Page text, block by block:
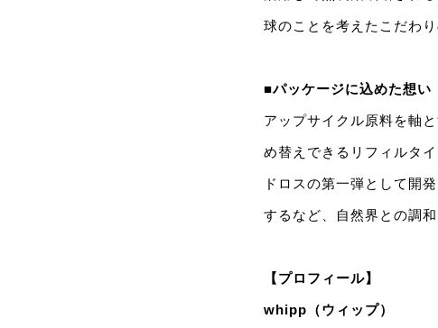
球のことを考えたこだわ
■パッケージに込めた想い
アップサイクル原料を軸
め替えできるリフィルタ
ドロスの第一弾として開
するなど、自然界との調
【プロフィール】
whipp（ウィップ）